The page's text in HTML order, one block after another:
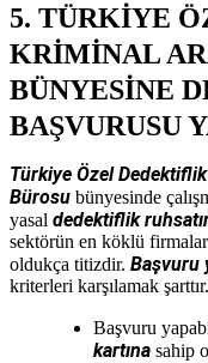
5. TÜRKİYE
KRİMİNAL
BÜNYESİNE
BAŞVURUSU
Türkiye Özel
Bürosu bünyesinde
yasal dedektiflik
sektörün en köklü
oldukça titizdir. Başvuru
kriterleri karşılamak şarttır.
Başvuru
kartına sahip